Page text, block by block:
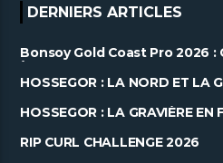
DERNIERS ARTICLES
Bonsoy Gold Coast Pro 2026
à Snapper ......
HOSSEGOR : LA NORD ET LA
HOSSEGOR : LA GRAVIÈRE EN
RIP CURL CHALLENGE 2026